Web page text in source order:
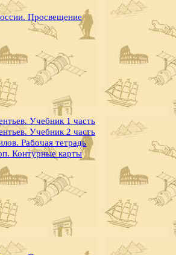
Просвещение
Учебник 1 часть
Учебник 2 часть
Рабочая тетрадь
Контурные карты